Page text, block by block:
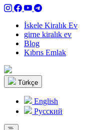
İskele Kiralık Ev
girne kiralık ev
Blog
Kıbrıs Emlak
Türkçe
English
Pусский